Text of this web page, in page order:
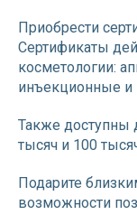
Приобрести
Сертификаты
косметологии:
инъекционные и
Также доступны
тысяч и 100
Подарите
возможности